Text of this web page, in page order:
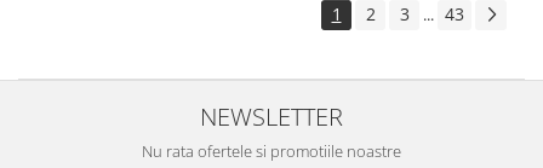
1 2 3 ... 43
NEWSLETTER
Nu rata ofertele si promotiile noastre